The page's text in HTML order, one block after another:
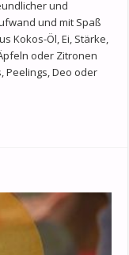
und
und mit Spaß
Kokos-Öl, Ei, Stärke,
oder Zitronen
Peelings, Deo oder